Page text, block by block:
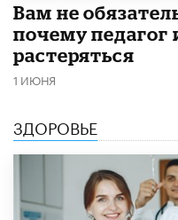
​Вам не
почему педагог
растеряться
1 ИЮНЯ
ЗДОРОВЬЕ